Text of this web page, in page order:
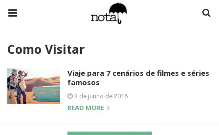
Como Visitar
Viaje para 7 cenários de filmes e séries
famosos
3 de junho de 2016
READ MORE